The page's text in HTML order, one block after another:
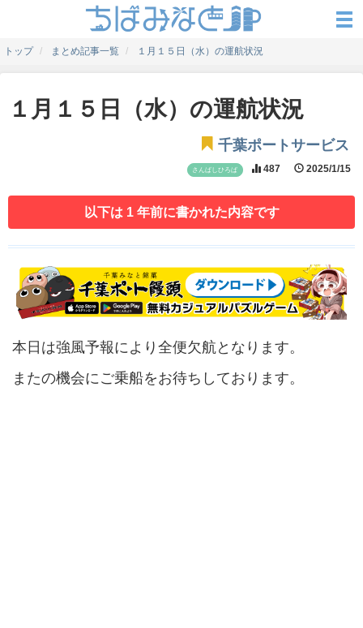
トップ まとめ記事一覧 １月１５日（水）の運航状況
１月１５日（水）の運航状況
千葉ポートサービス
さんばしひろば 487 2025/1/15
以下は 1 年前に書かれた内容です
本日は強風予報により全便欠航となります。
またの機会にご乗船をお待ちしております。